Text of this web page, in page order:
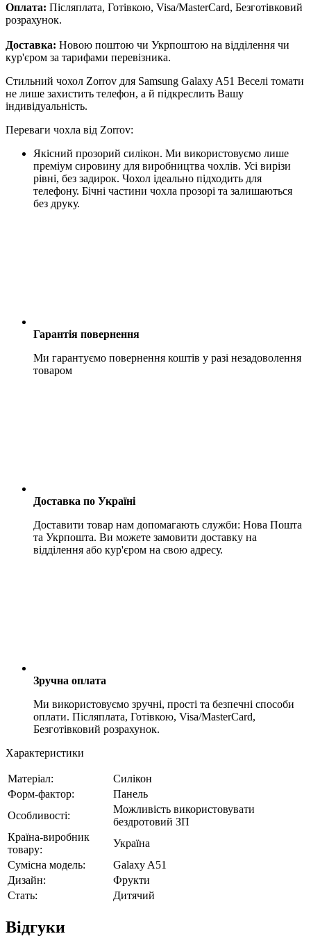
Оплата: Післяплата, Готівкою, Visa/MasterCard, Безготівковий
розрахунок.
Доставка: Новою поштою чи Укрпоштою на відділення чи
кур'єром за тарифами перевізника.
Стильний чохол Zorrov для Samsung Galaxy A51 Веселі томати
не лише захистить телефон, а й підкреслить Вашу
індивідуальність.
Переваги чохла від Zorrov:
Якісний прозорий силікон. Ми використовуємо лише
преміум сировину для виробництва чохлів. Усі вирізи
рівні, без задирок. Чохол ідеально підходить для
телефону. Бічні частини чохла прозорі та залишаються
без друку.
Гарантія повернення
Ми гарантуємо повернення коштів у разі незадоволення
товаром
Доставка по Україні
Доставити товар нам допомагають служби: Нова Пошта
та Укрпошта. Ви можете замовити доставку на
відділення або кур'єром на свою адресу.
Зручна оплата
Ми використовуємо зручні, прості та безпечні способи
оплати. Післяплата, Готівкою, Visa/MasterCard,
Безготівковий розрахунок.
Характеристики
Матеріал:
Силікон
Форм-фактор:
Панель
Особливості:
Можливість використовувати
бездротовий ЗП
Країна-виробник
товару:
Україна
Сумісна модель:
Galaxy A51
Дизайн:
Фрукти
Стать:
Дитячий
Відгуки